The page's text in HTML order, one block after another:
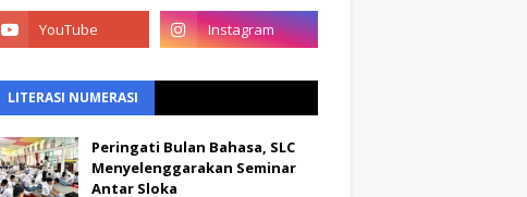
LITERASI NUMERASI
Peringati Bulan Bahasa, SLC
Menyelenggarakan Seminar
Antar Sloka